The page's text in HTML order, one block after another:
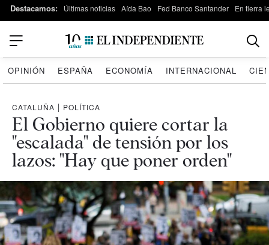
Destacamos: Últimas noticias Aída Bao Fed Banco Santander En tierra
OPINIÓN ESPAÑA ECONOMÍA INTERNACIONAL
CATALUÑA | POLÍTICA
El Gobierno quiere cortar la
"escalada" de tensión por los
lazos: "Hay que poner orden"